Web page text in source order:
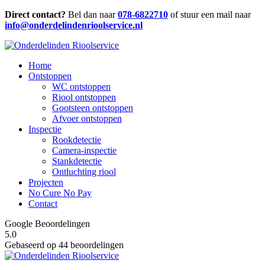
Direct contact? Bel dan naar078-6822710 of stuur een mail naar
info@onderdelindenrioolservice.nl
Home
Ontstoppen
WC ontstoppen
Riool ontstoppen
Gootsteen ontstoppen
Afvoer ontstoppen
Inspectie
Rookdetectie
Camera-inspectie
Stankdetectie
Ontluchting riool
Projecten
No Cure No Pay
Contact
Google Beoordelingen
5.0
Gebaseerd op 44 beoordelingen